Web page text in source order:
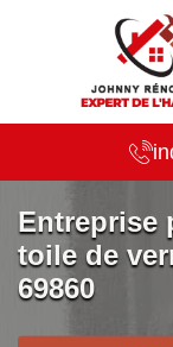
Entreprise
toile de
69860